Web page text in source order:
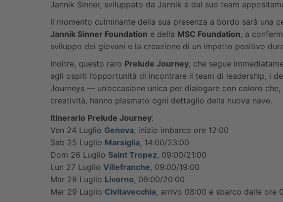
Jannik Sinner, sviluppato da Jannik e dal suo team
Il momento culminante della sua presenza a bordo sarà una
Jannik Sinner Foundation e della MSC Foundation, a
sviluppo dei giovani e la creazione di un impatto positivo
Inoltre, questo raro Prelude Journey, che segue
agli ospiti l’opportunità di incontrare il team di leadership, i
Journeys — un’occasione unica per dialogare con coloro
creatività, hanno plasmato ogni dettaglio della nuova nave.
Itinerario Prelude Journey:
Ven 24 Luglio Genova, inizio imbarco ore 12:00
Sab 25 Luglio Marsiglia, 14:00/23:00
Dom 26 Luglio Saint Tropez, 09:00/21:00
Lun 27 Luglio Villefranche, 09:00/19:00
Mar 28 Luglio Livorno, 09:00/20:00
Mer 29 Luglio Civitavecchia, arrivo 08:00 e sbarco dalle ore